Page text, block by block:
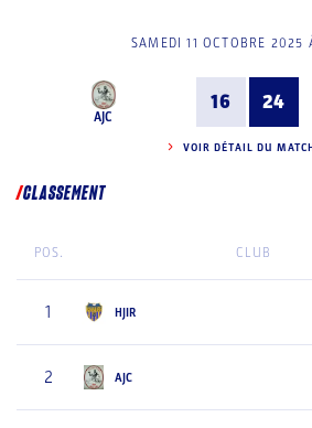
SAMEDI 11 OCTOBRE 2025
AJC
16 24
VOIR DÉTAIL DU
CLASSEMENT
POS. CLUB
1 HJIR
2 AJC